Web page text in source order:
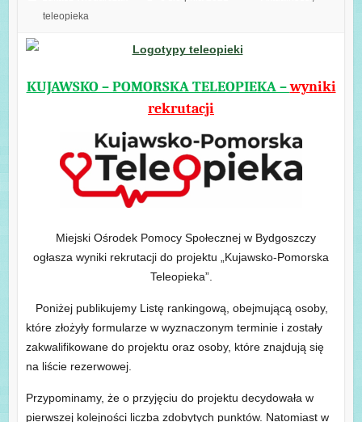
teleopieka
KUJAWSKO – POMORSKA TELEOPIEKA –wyniki
rekrutacji
Miejski Ośrodek Pomocy Społecznej w Bydgoszczy
ogłasza wyniki rekrutacji do projektu „Kujawsko-Pomorska
Teleopieka”.
Poniżej publikujemy Listę rankingową, obejmującą osoby,
które złożyły formularze w wyznaczonym terminie i zostały
zakwalifikowane do projektu oraz osoby, które znajdują się
na liście rezerwowej.
Przypominamy, że o przyjęciu do projektu decydowała w
pierwszej kolejności liczba zdobytych punktów. Natomiast w